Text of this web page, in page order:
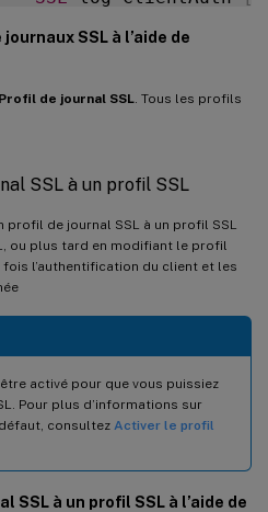
SSL log Handshake
SSL log ClientAuth
SSL log Handshake [
SSL à l’aide de
de journal SSL . Tous les profils
SSL à un profil SSL
de journal SSL à un profil SSL
ou plus tard en modifiant le profil
fois l’authentification du client et les
activé pour que vous puissiez
Pour plus d’informations sur
consultez Activer le profil
SSL à un profil SSL à l’aide de